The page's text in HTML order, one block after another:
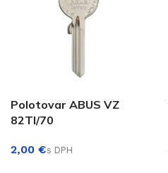
Polotovar ABUS VZ
82TI/70
€